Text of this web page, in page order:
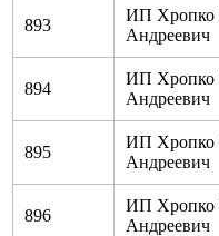
893
ИП Хропко
Андреевич
894
ИП Хропко
Андреевич
895
ИП Хропко
Андреевич
896
ИП Хропко
Андреевич